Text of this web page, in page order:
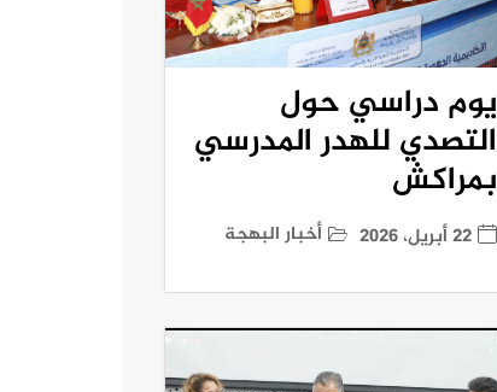
يوم دراسي حول
التصدي للهدر المدرسي
بمراكش
22 أبريل، 2026 أخبار البهجة